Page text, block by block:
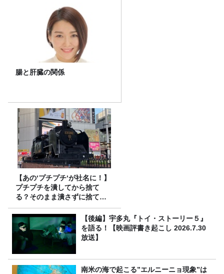
腸と肝臓の関係
【あの‘プチプチ‘が社名に！】
プチプチを潰してから捨て
る？そのまま潰さずに捨て
る？
【後編】宇多丸『トイ・ストーリー５』
を語る！【映画評書き起こし 2026.7.30
放送】
南米の海で起こる”エルニーニョ現象”は